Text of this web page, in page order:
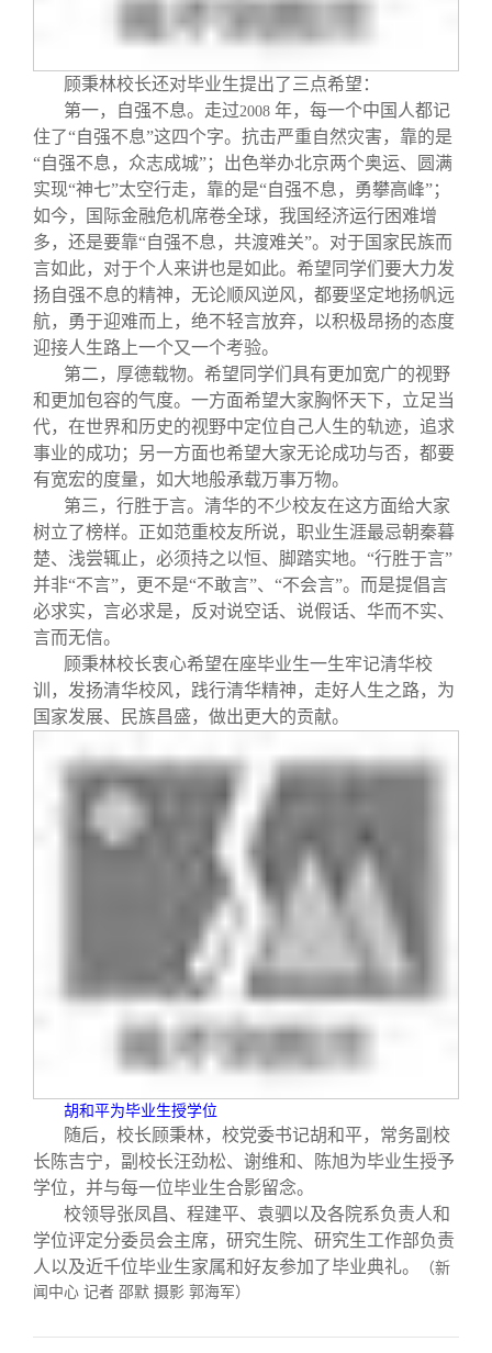
顾秉林校长还对毕业生提出了三点希望：
第一，自强不息。走过2008 年，每一个中国人都记
住了“自强不息”这四个字。抗击严重自然灾害，靠的是
“自强不息，众志成城”；出色举办北京两个奥运、圆满
实现“神七”太空行走，靠的是“自强不息，勇攀高峰”；
如今，国际金融危机席卷全球，我国经济运行困难增
多，还是要靠“自强不息，共渡难关”。对于国家民族而
言如此，对于个人来讲也是如此。希望同学们要大力发
扬自强不息的精神，无论顺风逆风，都要坚定地扬帆远
航，勇于迎难而上，绝不轻言放弃，以积极昂扬的态度
迎接人生路上一个又一个考验。
第二，厚德载物。希望同学们具有更加宽广的视野
和更加包容的气度。一方面希望大家胸怀天下，立足当
代，在世界和历史的视野中定位自己人生的轨迹，追求
事业的成功；另一方面也希望大家无论成功与否，都要
有宽宏的度量，如大地般承载万事万物。
第三，行胜于言。清华的不少校友在这方面给大家
树立了榜样。正如范重校友所说，职业生涯最忌朝秦暮
楚、浅尝辄止，必须持之以恒、脚踏实地。“行胜于言”
并非“不言”，更不是“不敢言”、“不会言”。而是提倡言
必求实，言必求是，反对说空话、说假话、华而不实、
言而无信。
顾秉林校长衷心希望在座毕业生一生牢记清华校
训，发扬清华校风，践行清华精神，走好人生之路，为
国家发展、民族昌盛，做出更大的贡献。
胡和平为毕业生授学位
随后，校长顾秉林，校党委书记胡和平，常务副校
长陈吉宁，副校长汪劲松、谢维和、陈旭为毕业生授予
学位，并与每一位毕业生合影留念。
校领导张凤昌、程建平、袁驷以及各院系负责人和
学位评定分委员会主席，研究生院、研究生工作部负责
人以及近千位毕业生家属和好友参加了毕业典礼。
（新
闻中心 记者 邵默 摄影 郭海军）